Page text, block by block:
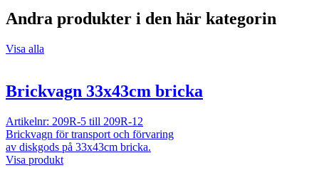
Andra produkter i den här kategorin
Visa alla
Brickvagn 33x43cm bricka
Artikelnr: 209R-5 till 209R-12
Brickvagn för transport och förvaring
av diskgods på 33x43cm bricka.
Visa produkt